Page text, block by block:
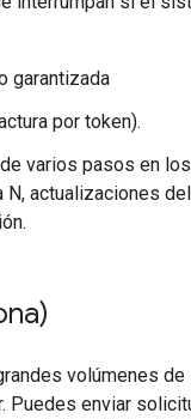
garantizada
por token).
varios pasos en
actualizaciones
volúmenes
Puedes enviar